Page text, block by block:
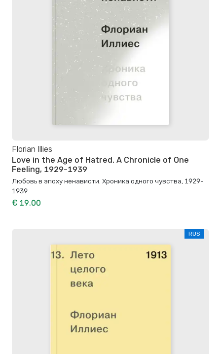
Florian Illies
Love in the Age of Hatred. A Chronicle of One
Feeling, 1929-1939
Любовь в эпоху ненависти. Хроника одного чувства, 1929-
1939
€ 19.00
RUS